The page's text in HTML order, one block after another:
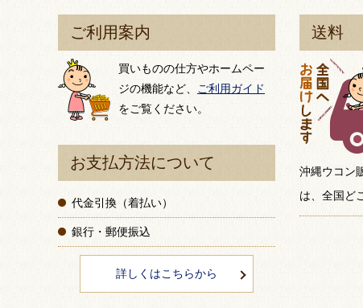
ご利用案内
買いものの仕方やホームペー
ジの機能など、
ご利用ガイド
をご覧ください。
お支払方法について
代金引換（着払い）
銀行・郵便振込
詳しくはこちらから
送料
沖縄ウコン
は、全国ど